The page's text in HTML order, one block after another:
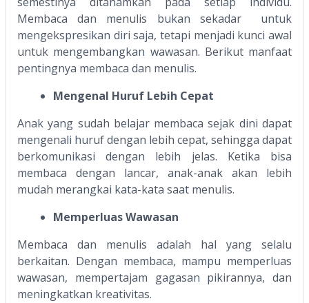
Membaca dan menulis bukan sekadar untuk
mengekspresikan diri saja, tetapi menjadi kunci awal
untuk mengembangkan wawasan. Berikut manfaat
pentingnya membaca dan menulis.
Mengenal Huruf Lebih Cepat
Anak yang sudah belajar membaca sejak dini dapat
mengenali huruf dengan lebih cepat, sehingga dapat
berkomunikasi dengan lebih jelas. Ketika bisa
membaca dengan lancar, anak-anak akan lebih
mudah merangkai kata-kata saat menulis.
Memperluas Wawasan
Membaca dan menulis adalah hal yang selalu
berkaitan. Dengan membaca, mampu memperluas
wawasan, mempertajam gagasan pikirannya, dan
meningkatkan kreativitas.